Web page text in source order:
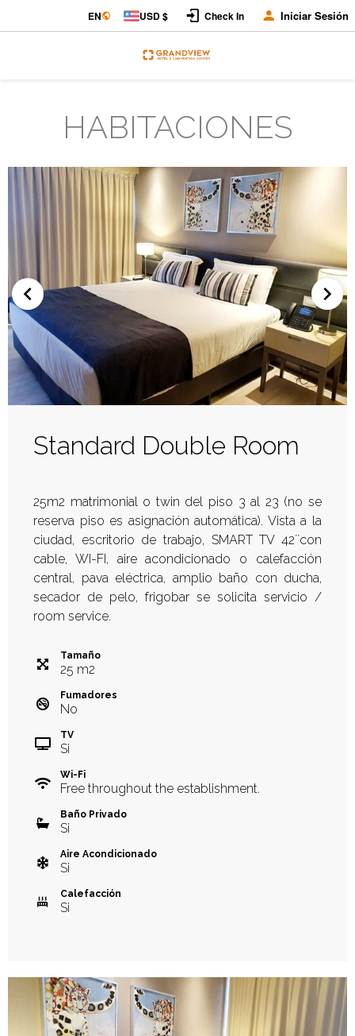
EN USD $ Check In Iniciar Sesión
HABITACIONES
Standard Double Room
25m2 matrimonial o twin del piso 3 al 23 (no se
reserva piso es asignación automática). Vista a la
ciudad, escritorio de trabajo, SMART TV 42´´con
cable, WI-FI, aire acondicionado o calefacción
central, pava eléctrica, amplio baño con ducha,
secador de pelo, frigobar se solicita servicio /
room service.
Tamaño
25 m2
Fumadores
No
TV
Si
Wi-Fi
Free throughout the establishment.
Baño Privado
Si
Aire Acondicionado
Si
Calefacción
Si